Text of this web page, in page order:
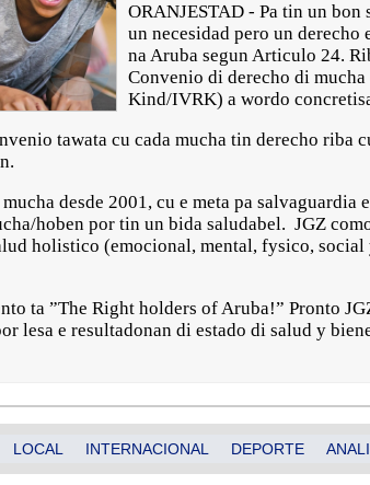
ORANJESTAD - Pa tin un bon
un necesidad pero un derecho
na Aruba segun Articulo 24.
Convenio di derecho di
Kind/IVRK) a wordo
tawata cu cada mucha tin derecho riba
desde 2001, cu e meta pa salvaguardia
hoben por tin un bida saludabel. JGZ
holistico (emocional, mental, fysico,
ta ”The Right holders of Aruba!” Pronto
lesa e resultadonan di estado di salud y
LOCAL INTERNACIONAL DEPORTE